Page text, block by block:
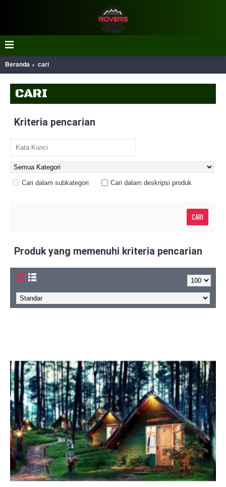
Beranda cari
CARI
Kriteria pencarian
Cari dalam subkategori Cari dalam deskripsi produk
Produk yang memenuhi kriteria pencarian